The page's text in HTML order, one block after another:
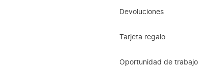
Devoluciones
Tarjeta regalo
Oportunidad de trabajo